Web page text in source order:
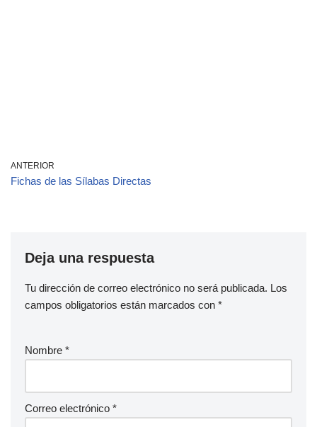
ANTERIOR
Fichas de las Sílabas Directas
Deja una respuesta
Tu dirección de correo electrónico no será publicada. Los
campos obligatorios están marcados con *
Nombre *
Correo electrónico *